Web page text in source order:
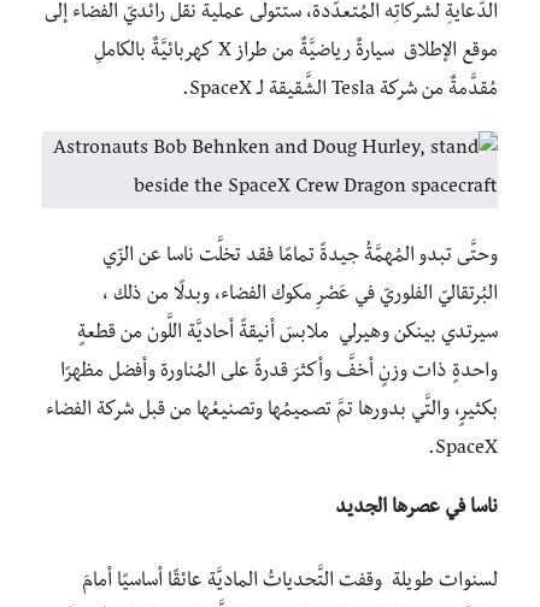
الدّعايةِ لشركاتِه المُتعدّدة، ستتولَّى عملية نقل رائديّ الفضاء إلى
موقع الإطلاق
سيارةٌ رياضيَّةٌ من طراز X كهربائيَّةٌ بالكاملِ
مُقدَّمةٌ من شركة Tesla الشَّقيقة لـ SpaceX.
وحتَّى تبدو المُهمَّةُ جيدةً تمامًا فقد تخلَّت ناسا عن الزّي
البُرتقاليّ الفلوريّ في عَصْرِ مكوك الفضاء، وبدلًا من ذلك ،
سيرتدي بينكن وهيرلي ملابسَ أنيقةً أحاديَّة اللَّون من قطعةٍ
واحدةٍ ذات وزنٍ أخفَّ وأكثرَ قدرةً على المُناورة وأفضل مظهرًا
بكثيرٍ، والتَّي بدورها تمَّ تصميمُها وتصنيعُها من قبل شركة الفضاء
SpaceX.
ناسا في عصرها الجديد
لسنوات طويلة وقفت التَّحدياتُ الماديَّة عائقًا أساسيًا أمامَ